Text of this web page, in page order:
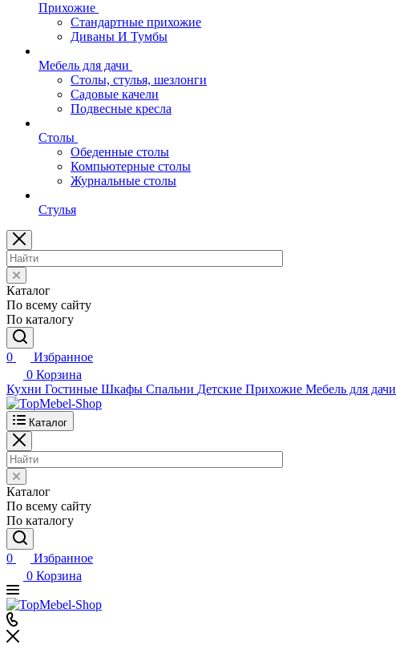
Прихожие
Стандартные прихожие
Диваны И Тумбы
Мебель для дачи
Столы, стулья, шезлонги
Садовые качели
Подвесные кресла
Столы
Обеденные столы
Компьютерные столы
Журнальные столы
Стулья
Каталог
По всему сайту
По каталогу
0
Избранное
0 Корзина
Кухни Гостиные Шкафы Спальни Детские Прихожие Мебель для дачи
Каталог
Каталог
По всему сайту
По каталогу
0
Избранное
0 Корзина